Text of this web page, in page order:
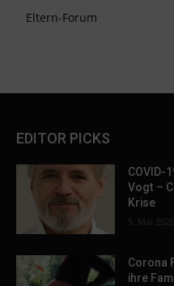
Eltern-Forum
EDITOR PICKS
COVID-
Vogt –
Krise
5. Mai 2020
Corona
ihre